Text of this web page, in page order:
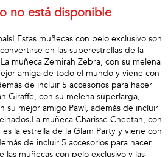
no está disponible
Estas muñecas con pelo exclusivo son
en las superestrellas de la
muñeca Zemirah Zebra, con su melena
amiga de todo el mundo y viene con
de incluir 5 accesorios para hacer
Giraffe, con su melena superlarga,
su mejor amigo Pawl, además de incluir
muñeca Charisse Cheetah, con
la estrella de la Glam Party y viene con
de incluir 5 accesorios para hacer
las muñecas con pelo exclusivo y las